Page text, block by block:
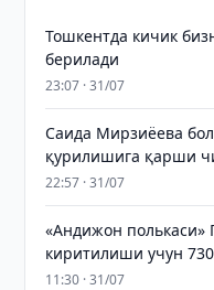
Тошкентда кичик
берилади
23:07 · 31/07
Саида Мирзиёева
қурилишига қарши
22:57 · 31/07
«Андижон полькаси»
киритилиши учун
11:30 · 31/07